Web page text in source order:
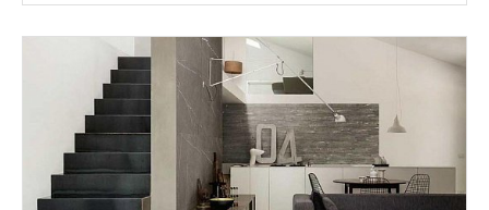
Розміри: 800х800;
Стилі: Під бетон; Під камінь;